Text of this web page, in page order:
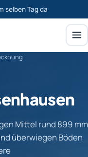
selben Tag da
Mittel rund 899 mm
überwiegen Böden